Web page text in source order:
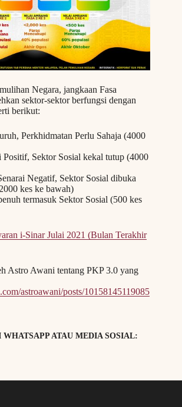
Negara, jangkaan Fasa
sektor-sektor berfungsi dengan
berikut:
Perkhidmatan Perlu Sahaja (4000
Positif, Sektor Sosial kekal tutup (4000
Negatif, Sektor Sosial dibuka
kes ke bawah)
termasuk Sektor Sosial (500 kes
i-Sinar Julai 2021 (Bulan Terakhir
Astro Awani tentang PKP 3.0 yang
astroawani/posts/10158145119085
WHATSAPP ATAU MEDIA SOSIAL: